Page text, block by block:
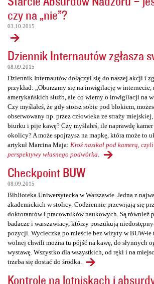
czy na „nie”?
03.10.2015
Dziennik Internautów zgłasza
08.09.2015
Dziennik Internautów dołączył się do naszej akcji i
przykład: „Oburzamy się na inwigilację w internecie,
amerykańskich służb, ale co wiemy o inwigilacji na
Czy myślałeś, że gdy stoisz sobie pod blokiem,
obserwowany np. przez człowieka ze straży
biurku i pije kawę? Czy myślałeś, ile naprawdę
okolicy? A może spojrzysz na mapkę, która może to
artykuł Marcina Maja: Ktoś nasikał pod kamerą,
perspektywy własnego podwórka
Checkpoint BUW
08.09.2015
Biblioteka Uniwersytecka w Warszawie. Jedna z
akademickich w stolicy. Codziennie przewijają się
doktorantów i pracowników naukowych. Są również
badacze i warszawiacy, którzy poszukują
pozycji. Wycieczka po mieście bez wizyty w BUW-ie
wolnej chwili można tu pójść na kawę, do słynnych
wystawę. Wszystko dla wszystkich, od ręki i na
trzeba się dostać do środka.
Kontrole na lotniskach i